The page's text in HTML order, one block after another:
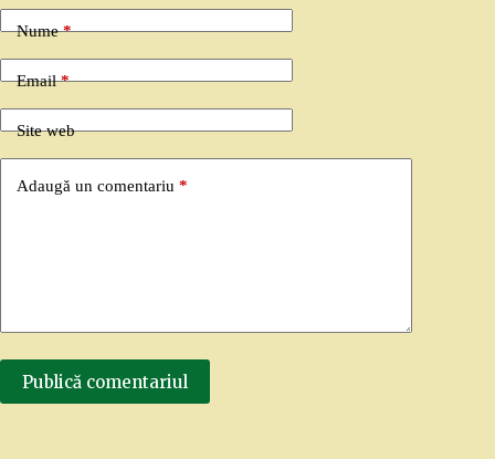
Nume*
Email*
Site web
Adaugă un comentariu *
Publică comentariul